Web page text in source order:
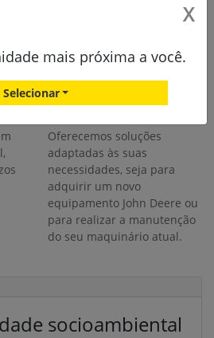
Oferecemos soluções
adaptadas às suas
necessidades, seja para
adquirir um novo
equipamento John Deere ou
para realizar a manutenção
do seu maquinário atual.
socioambiental
X
mais próxima a você.
Selecionar